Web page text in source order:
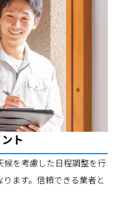
ト
候を考慮した日程調整を行
ます。信頼できる業者と